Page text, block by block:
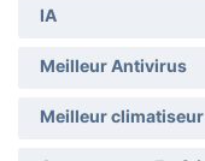
IA
Meilleur Antivirus
Meilleur climatiseur